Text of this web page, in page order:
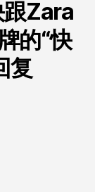
跟Zara
的“快
复